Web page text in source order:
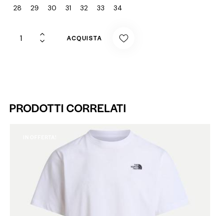
28 29 30 31 32 33 34
ACQUISTA
PRODOTTI CORRELATI